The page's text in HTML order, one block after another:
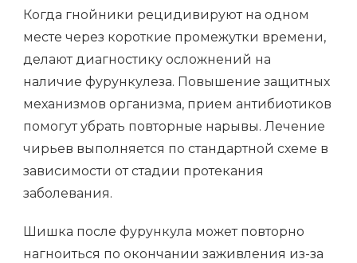
Когда гнойники рецидивируют на одном
месте через короткие промежутки времени,
делают диагностику осложнений на
наличие фурункулеза. Повышение защитных
механизмов организма, прием антибиотиков
помогут убрать повторные нарывы. Лечение
чирьев выполняется по стандартной схеме в
зависимости от стадии протекания
заболевания.
Шишка после фурункула может повторно
нагноиться по окончании заживления из-за